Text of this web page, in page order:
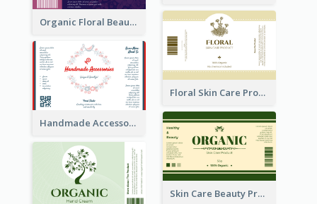
Organic Floral Beauty Product Label
Floral Skin Care Product Label
Handmade Accessories Label
Skin Care Beauty Product Label